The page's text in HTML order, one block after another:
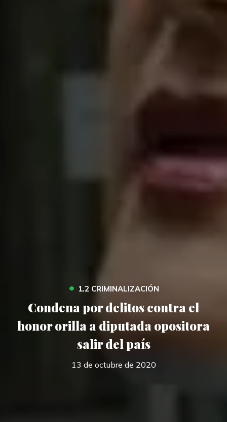
• 1.2 CRIMINALIZACIÓN
Condena por delitos contra el
honor orilla a diputada opositora
salir del país
13 de octubre de 2020